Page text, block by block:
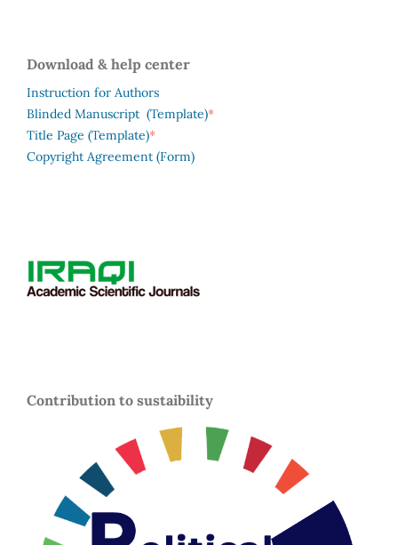
Download & help center
Instruction for Authors
Blinded Manuscript (Template)*
Title Page (Template)*
Copyright Agreement (Form)
Contribution to sustaibility